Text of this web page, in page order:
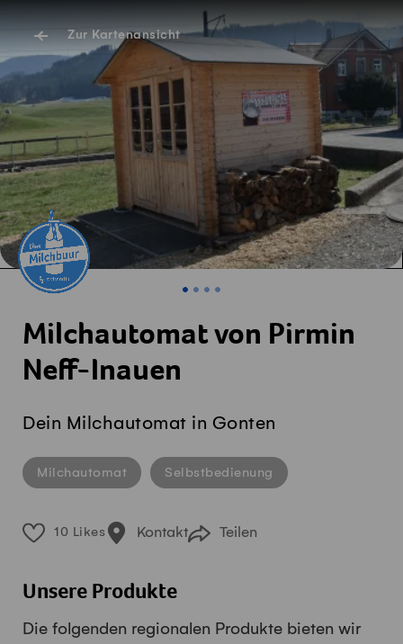
Zur Kartenansicht
Milchautomat von Pirmin
Neff-Inauen
Dein Milchautomat in Gonten
Milchautomat Selbstbedienung
10 Likes Kontakt Teilen
Unsere Produkte
Die folgenden regionalen Produkte bieten wir